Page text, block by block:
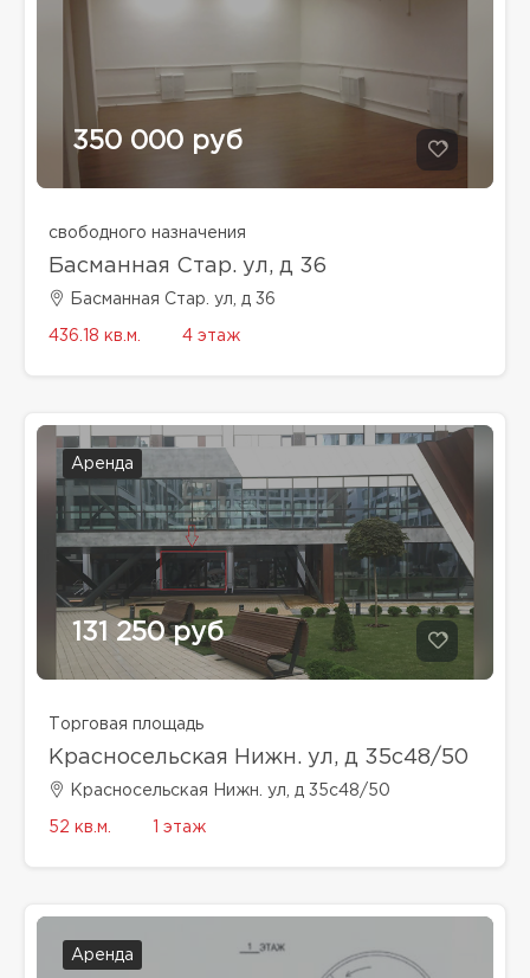
350 000 руб
свободного назначения
Басманная Стар. ул, д 36
Басманная Стар. ул, д 36
436.18 кв.м. 4 этаж
Аренда
131 250 руб
Торговая площадь
Красносельская Нижн. ул, д 35с48/50
Красносельская Нижн. ул, д 35с48/50
52 кв.м. 1 этаж
Аренда